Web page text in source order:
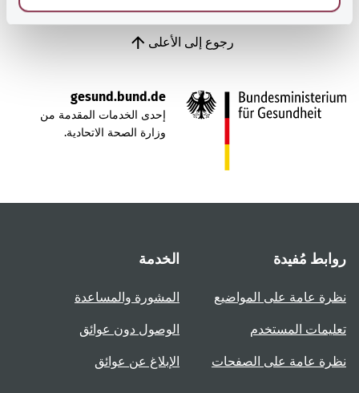
رجوع إلى الأعلى
gesund.bund.de
إحدى الخدمات المقدمة من
وزارة الصحة الاتحادية.
روابط مُفيدة
نظرة عامة على المواضيع
تعليمات المستخدم
نظرة عامة على الصفحات
الخدمة
المشورة والمساعدة
الوصول دون عوائق
الإبلاغ عن عوائق